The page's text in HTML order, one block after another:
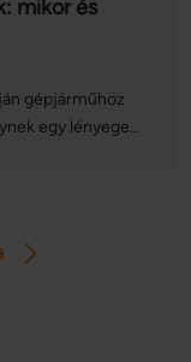
mikor és
gépjárműhöz
egy lényeges
sorra
részleteit.